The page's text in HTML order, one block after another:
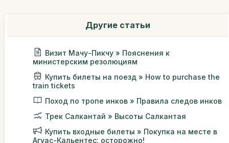
Другие статьи
Визит Мачу-Пикчу » Пояснения к
министерским резолюциям
Купить билеты на поезд » How to purchase the
train tickets
Поход по тропе инков » Правила следов инков
Трек Салкантай » Высоты Салкантая
Купить входные билеты » Покупка на месте в
Агуас-Кальентес: осторожно!